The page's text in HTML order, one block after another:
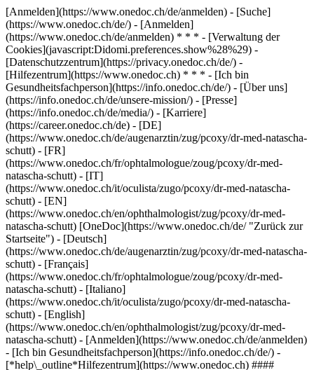
[Anmelden](https://www.onedoc.ch/de/anmelden) - [Suche]
(https://www.onedoc.ch/de/) - [Anmelden]
(https://www.onedoc.ch/de/anmelden) * * * - [Verwaltung der
Cookies](javascript:Didomi.preferences.show%28%29) -
[Datenschutzzentrum](https://privacy.onedoc.ch/de/) -
[Hilfezentrum](https://www.onedoc.ch) * * * - [Ich bin
Gesundheitsfachperson](https://info.onedoc.ch/de/) - [Über uns]
(https://info.onedoc.ch/de/unsere-mission/) - [Presse]
(https://info.onedoc.ch/de/media/) - [Karriere]
(https://career.onedoc.ch/de) - [DE]
(https://www.onedoc.ch/de/augenarztin/zug/pcoxy/dr-med-natascha-
schutt) - [FR]
(https://www.onedoc.ch/fr/ophtalmologue/zoug/pcoxy/dr-med-
natascha-schutt) - [IT]
(https://www.onedoc.ch/it/oculista/zugo/pcoxy/dr-med-natascha-
schutt) - [EN]
(https://www.onedoc.ch/en/ophthalmologist/zug/pcoxy/dr-med-
natascha-schutt) [OneDoc](https://www.onedoc.ch/de/ "Zurück zur
Startseite") - [Deutsch]
(https://www.onedoc.ch/de/augenarztin/zug/pcoxy/dr-med-natascha-
schutt) - [Français]
(https://www.onedoc.ch/fr/ophtalmologue/zoug/pcoxy/dr-med-
natascha-schutt) - [Italiano]
(https://www.onedoc.ch/it/oculista/zugo/pcoxy/dr-med-natascha-
schutt) - [English]
(https://www.onedoc.ch/en/ophthalmologist/zug/pcoxy/dr-med-
natascha-schutt) - [Anmelden](https://www.onedoc.ch/de/anmelden)
- [Ich bin Gesundheitsfachperson](https://info.onedoc.ch/de/) -
[*help\_outline*Hilfezentrum](https://www.onedoc.ch) ####